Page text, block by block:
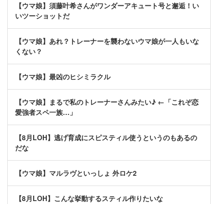
【ウマ娘】須藤叶希さんがワンダーアキュート号と邂逅！い
いツーショットだ
【ウマ娘】あれ？トレーナーを襲わないウマ娘が一人もいな
くない？
【ウマ娘】最凶のヒシミラクル
【ウマ娘】まるで私のトレーナーさんみたい♪ ←「これぞ恋
愛強者スペ一族…」
【8月LOH】逃げ育成にスピスティル使うというのもあるの
だな
【ウマ娘】マルラヴといっしょ 外ロケ2
【8月LOH】こんな挙動するスティル作りたいな